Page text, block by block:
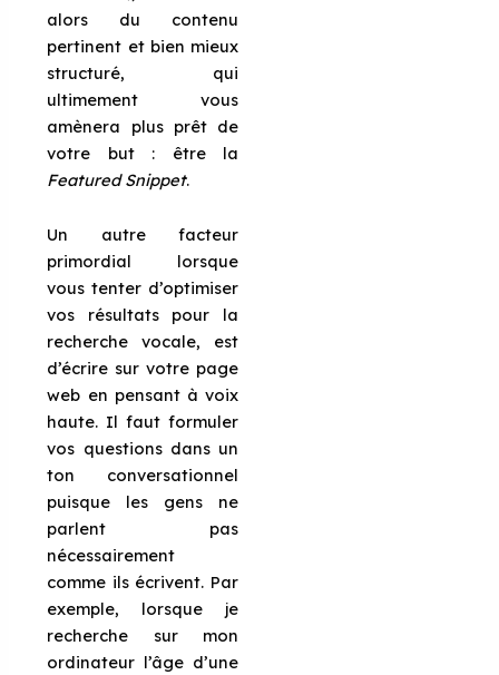
alors du contenu
pertinent et bien mieux
structuré, qui
ultimement vous
amènera plus prêt de
votre but : être la
Featured Snippet.
Un autre facteur
primordial lorsque
vous tenter d’optimiser
vos résultats pour la
recherche vocale, est
d’écrire sur votre page
web en pensant à voix
haute. Il faut formuler
vos questions dans un
ton conversationnel
puisque les gens ne
parlent pas
nécessairement
comme ils écrivent. Par
exemple, lorsque je
recherche sur mon
ordinateur l’âge d’une